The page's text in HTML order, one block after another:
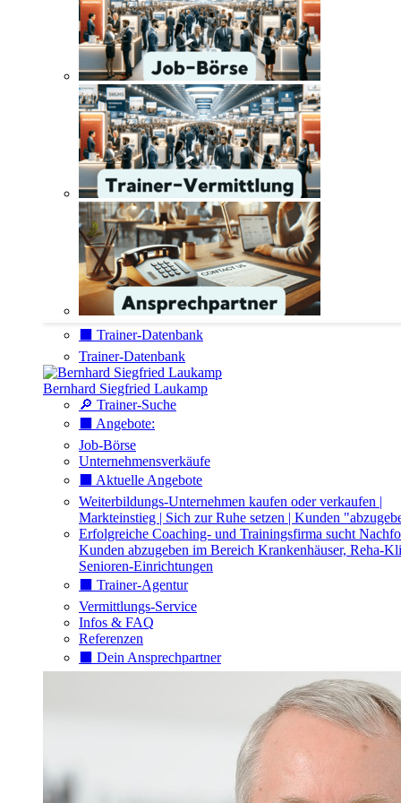
⬛️ Trainer-Datenbank
Trainer-Datenbank
Bernhard Siegfried Laukamp
🔎 Trainer-Suche
⬛️ Angebote:
Job-Börse
Unternehmensverkäufe
⬛️ Aktuelle Angebote
Weiterbildungs-Unternehmen kaufen oder verkaufen |
Markteinstieg | Sich zur Ruhe setzen | Kunden
Erfolgreiche Coaching- und Trainingsfirma sucht
Kunden abzugeben im Bereich Krankenhäuser, Reha-
Senioren-Einrichtungen
⬛️ Trainer-Agentur
Vermittlungs-Service
Infos & FAQ
Referenzen
⬛️ Dein Ansprechpartner